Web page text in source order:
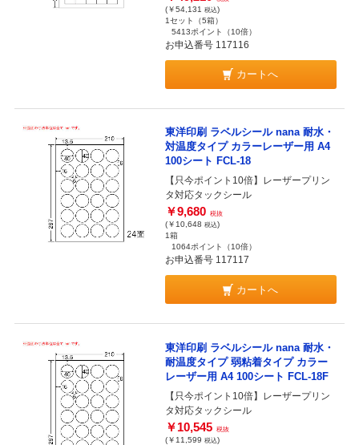
(￥54,131 税込)
1セット（5箱）
5413ポイント
（10倍）
お申込番号 117116
カートへ
東洋印刷 ラベルシール nana 耐水・
対温度タイプ カラーレーザー用 A4
100シート FCL-18
【只今ポイント10倍】レーザープリン
タ対応タックシール
￥9,680 税抜
(￥10,648 税込)
1箱
1064ポイント
（10倍）
お申込番号 117117
カートへ
東洋印刷 ラベルシール nana 耐水・
耐温度タイプ 弱粘着タイプ カラー
レーザー用 A4 100シート FCL-18F
【只今ポイント10倍】レーザープリン
タ対応タックシール
￥10,545 税抜
(￥11,599 税込)